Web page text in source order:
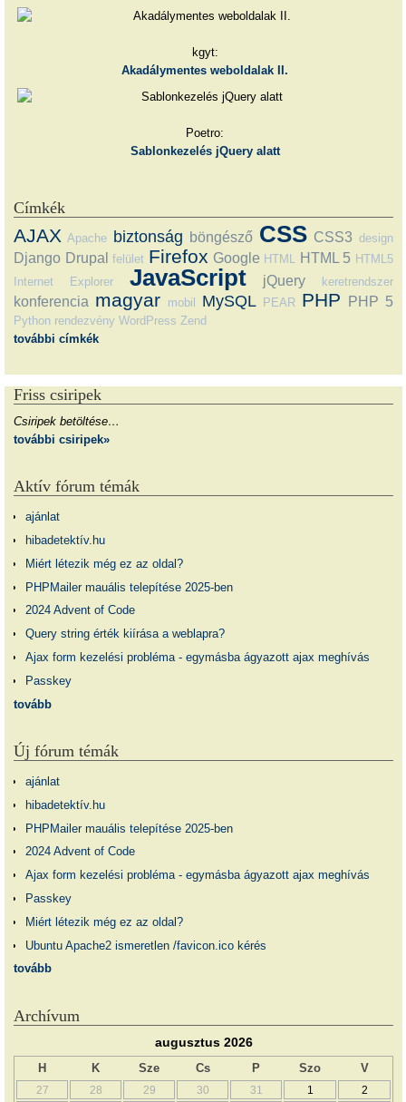
kgyt:
Akadálymentes weboldalak II.
Poetro:
Sablonkezelés jQuery alatt
Címkék
AJAX Apache biztonság böngésző CSS CSS3 design
Django Drupal felület Firefox Google HTML HTML 5 HTML5
Internet Explorer
JavaScript jQuery keretrendszer
konferencia magyar mobil MySQL PEAR PHP PHP 5
Python rendezvény WordPress Zend
további címkék
Friss csiripek
Csiripek betöltése…
további csiripek»
Aktív fórum témák
ajánlat
hibadetektív.hu
Miért létezik még ez az oldal?
PHPMailer mauális telepítése 2025-ben
2024 Advent of Code
Query string érték kiírása a weblapra?
Ajax form kezelési probléma - egymásba ágyazott ajax meghívás
Passkey
tovább
Új fórum témák
ajánlat
hibadetektív.hu
PHPMailer mauális telepítése 2025-ben
2024 Advent of Code
Ajax form kezelési probléma - egymásba ágyazott ajax meghívás
Passkey
Miért létezik még ez az oldal?
Ubuntu Apache2 ismeretlen /favicon.ico kérés
tovább
Archívum
augusztus 2026
H K Sze Cs P Szo V
27 28 29 30 31 1 2